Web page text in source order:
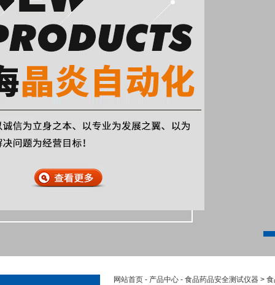
网站首页 - 产品中心 - 食品药品安全测试仪器 >